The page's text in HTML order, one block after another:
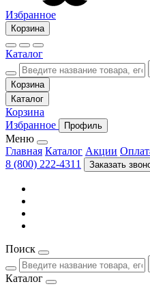
Избранное
Корзина
Каталог
Корзина
Каталог
Корзина
Избранное
Профиль
Меню
Главная Каталог Акции
8 (800) 222-4311
Заказать
Поиск
Каталог